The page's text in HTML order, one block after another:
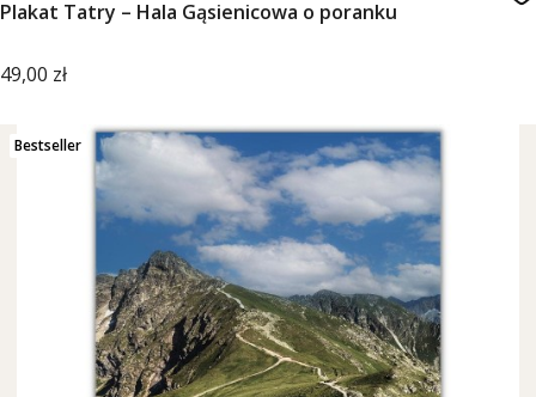
Plakat Tatry – Hala Gąsienicowa o poranku
Cena
49,00 zł
Bestseller